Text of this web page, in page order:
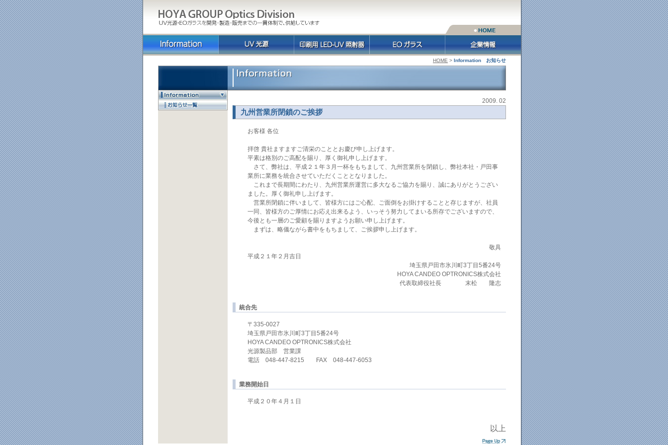
HOME > Information お知らせ
2009. 02
九州営業所閉鎖のご挨拶
お客様 各位
拝啓 貴社ますますご清栄のこととお慶び申し上げます。
平素は格別のご高配を賜り、厚く御礼申し上げます。
さて、弊社は、平成２１年３月一杯をもちまして、九州営業所を閉鎖し、弊社本社・戸田事
業所に業務を統合させていただくこととなりました。
これまで長期間にわたり、九州営業所運営に多大なるご協力を賜り、誠にありがとうござい
ました。厚く御礼申し上げます。
営業所閉鎖に伴いまして、皆様方にはご心配、ご面倒をお掛けすることと存じますが、社員
一同、皆様方のご厚情にお応え出来るよう、いっそう努力してまいる所存でございますので、
今後とも一層のご愛顧を賜りますようお願い申し上げます。
まずは、略儀ながら書中をもちまして、ご挨拶申し上げます。
敬具
平成２１年２月吉日
埼玉県戸田市氷川町3丁目5番24号
HOYA CANDEO OPTRONICS株式会社
代表取締役社長 末松 隆志
統合先
〒335-0027
埼玉県戸田市氷川町3丁目5番24号
HOYA CANDEO OPTRONICS株式会社
光源製品部 営業課
電話 048-447-8215 FAX 048-447-6053
業務開始日
平成２０年４月１日
以上